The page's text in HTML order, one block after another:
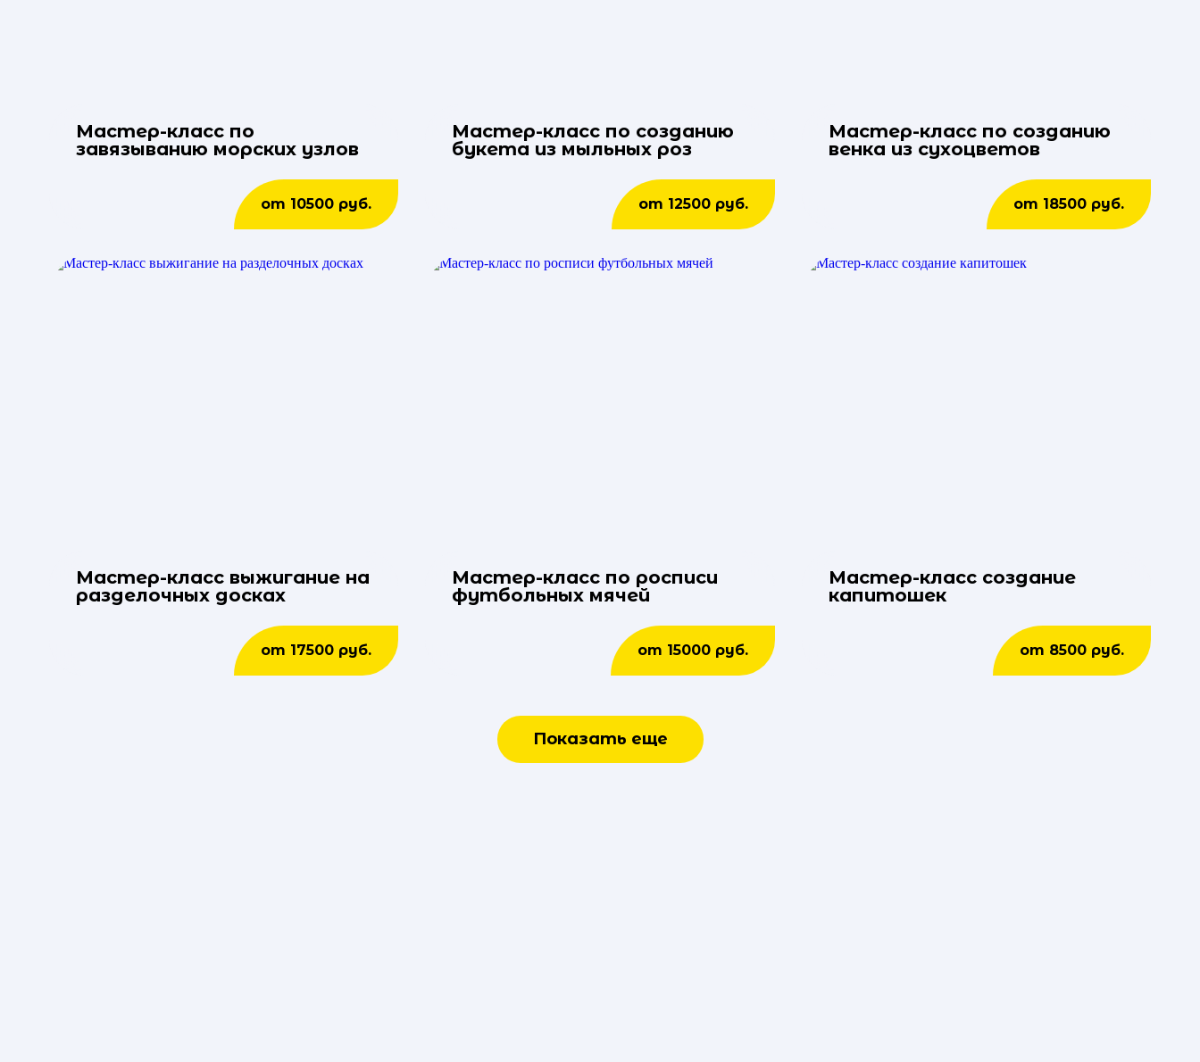
Мастер-класс по
завязыванию морских узлов
от 10500 руб.
Мастер-класс по созданию
букета из мыльных роз
от 12500 руб.
Мастер-класс по созданию
венка из сухоцветов
от 18500 руб.
Мастер-класс выжигание на
разделочных досках
от 17500 руб.
Мастер-класс по росписи
футбольных мячей
от 15000 руб.
Мастер-класс создание
капитошек
от 8500 руб.
Показать еще